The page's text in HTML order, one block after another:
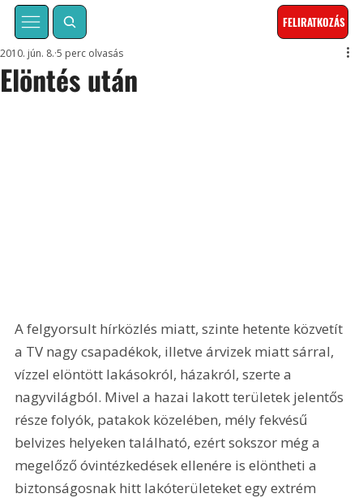
FELIRATKOZÁS
Elöntés után
2010. jún. 8. 5 perc olvasás
A felgyorsult hírközlés miatt, szinte hetente közvetít
a TV nagy csapadékok, illetve árvizek miatt sárral,
vízzel elöntött lakásokról, házakról, szerte a
nagyvilágból. Mivel a hazai lakott területek jelentős
része folyók, patakok közelében, mély fekvésű
belvizes helyeken található, ezért sokszor még a
megelőző óvintézkedések ellenére is elöntheti a
biztonságosnak hitt lakóterületeket egy extrém